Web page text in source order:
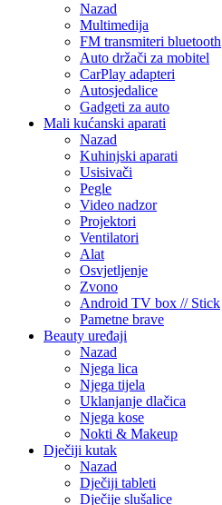
Nazad
Multimedija
FM transmiteri bluetooth
Auto držači za mobitel
CarPlay adapteri
Autosjedalice
Gadgeti za auto
Mali kućanski aparati
Nazad
Kuhinjski aparati
Usisivači
Pegle
Video nadzor
Projektori
Ventilatori
Alat
Osvjetljenje
Zvono
Android TV box // Stick
Pametne brave
Beauty uređaji
Nazad
Njega lica
Njega tijela
Uklanjanje dlačica
Njega kose
Nokti & Makeup
Dječiji kutak
Nazad
Dječiji tableti
Dječije slušalice